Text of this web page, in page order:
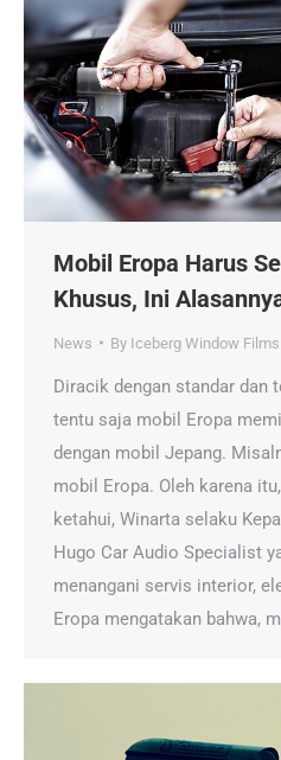
Mobil Eropa Harus
Khusus, Ini
News By Iceberg Window Films
Diracik dengan standar dan
tentu saja mobil Eropa
dengan mobil Jepang.
mobil Eropa. Oleh karena
ketahui, Winarta selaku
Hugo Car Audio Specialist
menangani servis interior,
Eropa mengatakan bahwa,